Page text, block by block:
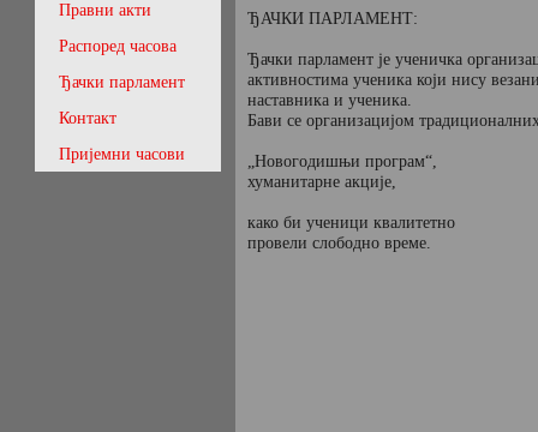
ЂАЧКИ ПАРЛАМЕНТ:
Ђачки парламент је ученичка
активностима ученика који нису
наставника и ученика.
Бави се организацијом
„Новогодишњи програм“,
хуманитарне акције,
како би ученици квалитетно
провели слободно време.
Правни акти
Распоред часова
Ђачки парламент
Контакт
Пријемни часови